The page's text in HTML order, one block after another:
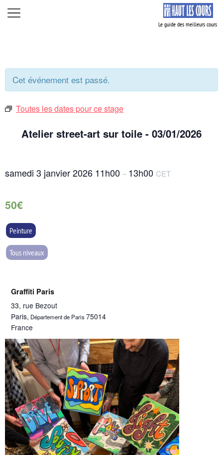
Aller
au
Menu
Cet événement est passé.
Toutes les dates pour ce stage
Atelier street-art sur toile - 03/01/2026
samedi 3 janvier 2026 11h00 – 13h00 CET
50€
Peinture
Tous niveaux
Graffiti Paris
33, rue Bezout
Paris, Département de Paris75014
France